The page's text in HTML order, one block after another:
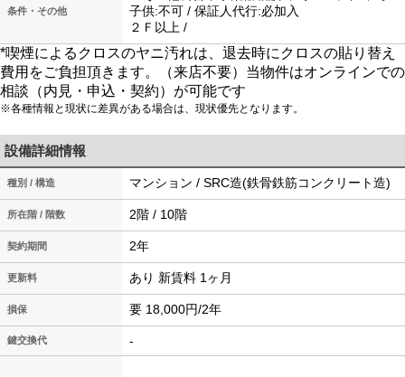
条件・その他
子供:不可 / 保証人代行:必加入
２Ｆ以上 /
*喫煙によるクロスのヤニ汚れは、退去時にクロスの貼り替え
費用をご負担頂きます。（来店不要）当物件はオンラインでの
相談（内見・申込・契約）が可能です
※各種情報と現状に差異がある場合は、現状優先となります。
設備詳細情報
種別 / 構造 マンション / SRC造(鉄骨鉄筋コンクリート造)
所在階 / 階数 2階 / 10階
契約期間 2年
更新料 あり 新賃料 1ヶ月
損保 要 18,000円/2年
鍵交換代 -